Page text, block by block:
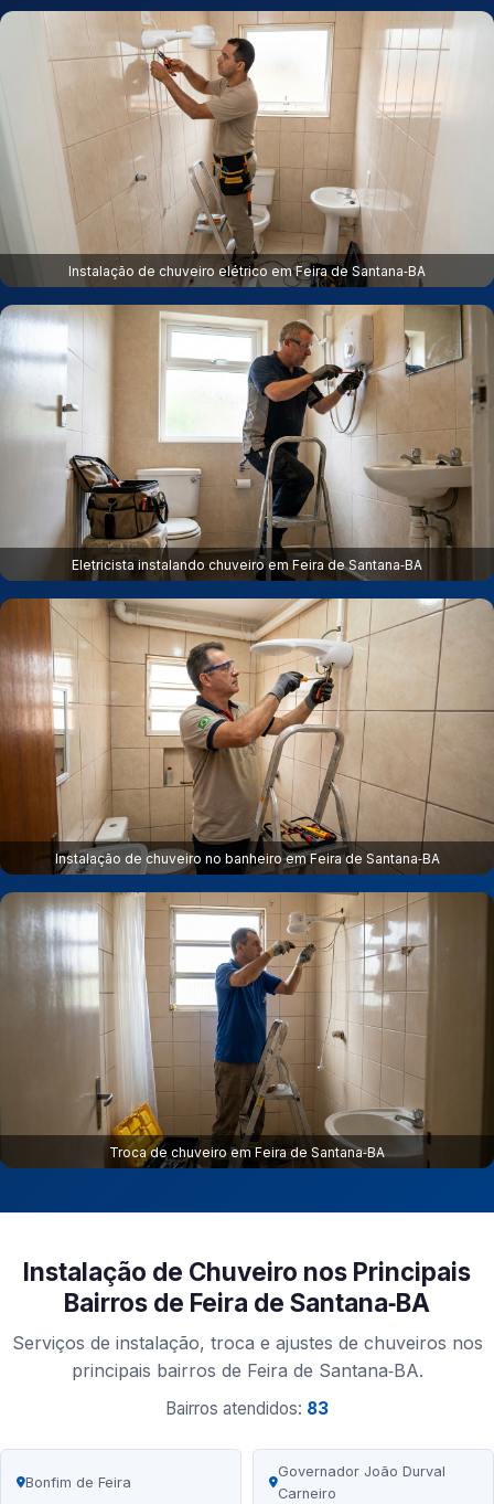
Instalação de chuveiro elétrico em Feira de Santana‑BA
Eletricista instalando chuveiro em Feira de Santana‑BA
Instalação de chuveiro no banheiro em Feira de Santana‑BA
Troca de chuveiro em Feira de Santana‑BA
Instalação de Chuveiro nos Principais
Bairros de Feira de Santana‑BA
Serviços de instalação, troca e ajustes de chuveiros nos
principais bairros de Feira de Santana‑BA.
Bairros atendidos: 83
Bonfim de Feira
Governador João Durval
Carneiro